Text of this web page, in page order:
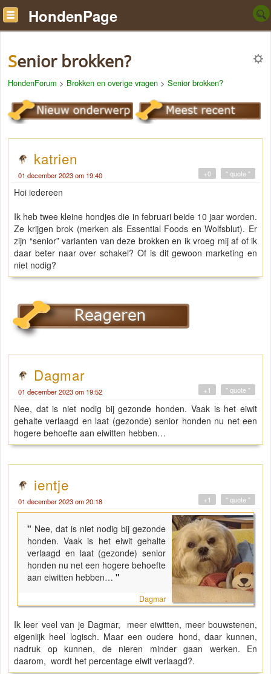
HondenPage
Senior brokken?
HondenForum > Brokken en overige vragen > Senior brokken?
katrien
01 december 2023 om 19:40 " quote "
+0
Hoi iedereen
Ik heb twee kleine hondjes die in februari beide 10 jaar worden.
Ze krijgen brok (merken als Essential Foods en Wolfsblut). Er
zijn “senior” varianten van deze brokken en ik vroeg mij af of ik
daar beter naar over schakel? Of is dit gewoon marketing en
niet nodig?
Dagmar
01 december 2023 om 19:52 " quote "
+1
Nee, dat is niet nodig bij gezonde honden. Vaak is het eiwit
gehalte verlaagd en laat (gezonde) senior honden nu net een
hogere behoefte aan eiwitten hebben…
ientje
01 december 2023 om 20:18 " quote "
+1
" Nee, dat is niet nodig bij gezonde
honden. Vaak is het eiwit gehalte
verlaagd en laat (gezonde) senior
honden nu net een hogere behoefte
aan eiwitten hebben… "
Dagmar
Ik leer veel van je Dagmar, meer eiwitten, meer bouwstenen,
eigenlijk heel logisch. Maar een oudere hond, daar kunnen,
nadruk op kunnen, de nieren minder gaan werken. En
daarom, wordt het percentage eiwit verlaagd?.